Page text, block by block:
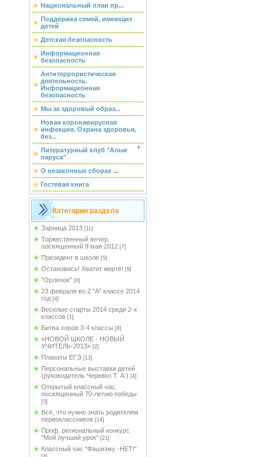
Национальный план пр...
Поддержка семей, имеющих
детей
Детская безопасность
Информационная
безопасность
Антитеррористическая
деятельность.
Информационная
безопасность
Мы за здоровый образ...
Новая коронавирусная
инфекция. Охрана здоровья,
без...
Литературный клуб "Алые
паруса"
О незаконных сборах ...
Гостевая книга
Категории раздела
Зарница 2013 [11]
Торжественный вечер,
посвященный 9 мая 2012 [7]
Президент в школе [5]
Остановись! Хватит жертв! [9]
"Орленок" [6]
23 февраля во 2 "А" классе 2014
год [4]
Веселые старты 2014 среди 2-х
классов [1]
Битва хоров 3-4 классы [8]
«НОВОЙ ШКОЛЕ - НОВЫЙ
УЧИТЕЛЬ-2013» [2]
Плакаты ЕГЭ [13]
Персональные выставки детей
(руководитель Черевко Т. А.) [4]
Открытый классный час,
посвященный 70-летию победы
[5]
Всё, что нужно знать родителям
первоклассников [14]
Проф. региональный конкурс
"Мой лучший урок" [21]
Классный час "Фашизму -НЕТ!"